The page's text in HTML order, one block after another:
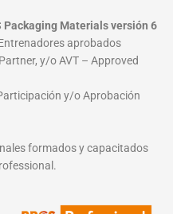
Packaging Materials versión 6
aprobados
y/o AVT – Approved
y/o Aprobación
formados y capacitados